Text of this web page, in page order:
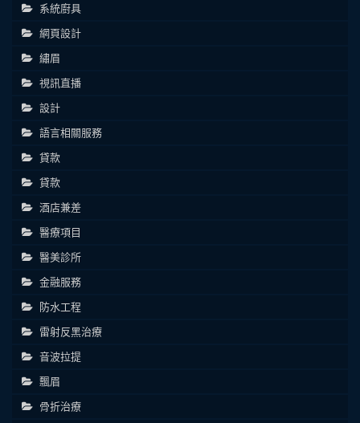
系統廚具
網頁設計
繡眉
視訊直播
設計
語言相關服務
貸款
貸款
酒店兼差
醫療項目
醫美診所
金融服務
防水工程
雷射反黑治療
音波拉提
飄眉
骨折治療